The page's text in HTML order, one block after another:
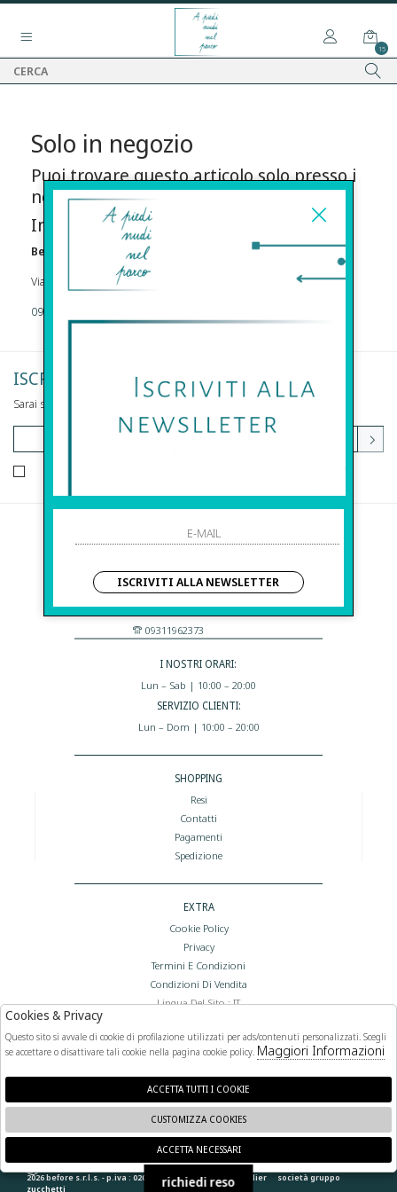
15
Solo in negozio
Puoi trovare questo articolo solo presso i
nostri punti vendita:
Info contatti
Before s.r.l.s.
Via Della Maestranza , 23 96100 Siracusa
09311962373
ISCRIVITI ALLA NEWSLETTER
Sarai sempre aggiornato su offerte e promozioni.
Before S.r.l.s.
Via Della Maestranza , 23
96100 Siracusa - Italia
Eshop@apiedinudinelparcoboutique.com
09311962373
I NOSTRI ORARI:
Lun – Sab | 10:00 – 20:00
SERVIZIO CLIENTI:
Lun – Dom | 10:00 – 20:00
SHOPPING
Resi
Contatti
Pagamenti
Spedizione
EXTRA
Cookie Policy
Privacy
Termini E Condizioni
Condizioni Di Vendita
Lingua Del Sito : IT
FOLLOW US
2026 before s.r.l.s. - p.iva : 02066400892 powered by atelier società gruppo
zucchetti
🍪
ISCRIVITI ALLA NEWSLETTER
richiedi reso
Cookies & Privacy
Questo sito si avvale di cookie di profilazione utilizzati per ads/contenuti personalizzati. Scegli
se accettare o disattivare tali cookie nella pagina cookie policy. Maggiori Informazioni
ACCETTA TUTTI I COOKIE
CUSTOMIZZA COOKIES
ACCETTA NECESSARI